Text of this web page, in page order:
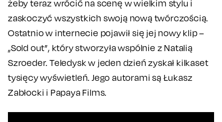
żeby teraz wrócić na scenę w wielkim stylu i
zaskoczyć wszystkich swoją nową twórczością.
Ostatnio w internecie pojawił się jej nowy klip –
„Sold out”, który stworzyła wspólnie z Natalią
Szroeder. Teledysk w jeden dzień zyskał kilkaset
tysięcy wyświetleń. Jego autorami są Łukasz
Zabłocki i Papaya Films.